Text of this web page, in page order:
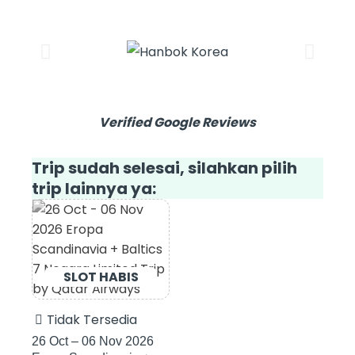
Verified Google Reviews
Trip sudah selesai, silahkan pilih
trip lainnya ya:
Tidak Tersedia
26 Oct – 06 Nov 2026